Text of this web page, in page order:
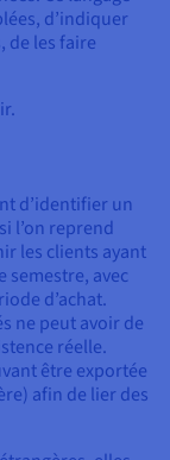
d’indiquer
de les faire
d’identifier un
l’on reprend
les clients ayant
semestre, avec
d’achat.
ne peut avoir de
réelle.
être exportée
afin de lier des